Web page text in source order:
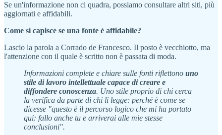
Se un'informazione non ci quadra, possiamo consultare altri siti, più
aggiornati e affidabili.
Come si capisce se una fonte è affidabile?
Lascio la parola a Corrado de Francesco. Il posto è vecchiotto, ma
l'attenzione con il quale è scritto non è passata di moda.
Informazioni complete e chiare sulle fonti riflettono uno
stile di lavoro intellettuale capace di creare e
diffondere conoscenza. Uno stile proprio di chi cerca
la verifica da parte di chi li legge: perché è come se
dicesse "questo è il percorso logico che mi ha portato
qui: fallo anche tu e arriverai alle mie stesse
conclusioni".